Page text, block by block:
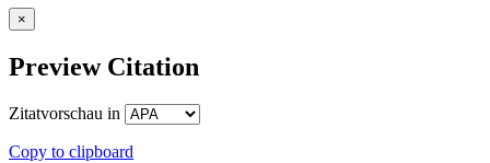
×
Preview Citation
Zitatvorschau in
Copy to clipboard